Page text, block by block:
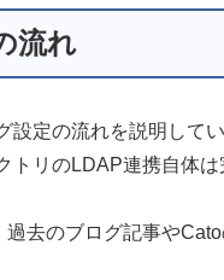
流れ
定の流れを説明してい
トリのLDAP連携自体
去のブログ記事や